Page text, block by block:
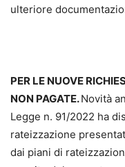
ulteriore
PER LE NUOVE
NON PAGATE.Novità
Legge n. 91/2022 ha
rateizzazione
dai piani di